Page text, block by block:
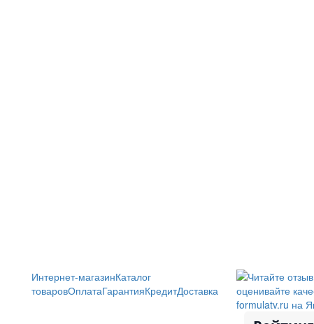
Интернет-магазинКаталог
товаровОплатаГарантияКредитДоставка